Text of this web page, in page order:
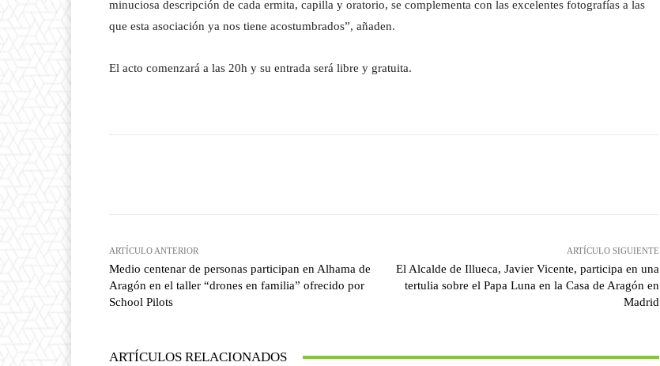
minuciosa descripción de cada ermita, capilla y oratorio, se complementa con las excelentes fotografías a las
que esta asociación ya nos tiene acostumbrados”, añaden.
El acto comenzará a las 20h y su entrada será libre y gratuita.
ARTÍCULO ANTERIOR
Medio centenar de personas participan en Alhama de
Aragón en el taller “drones en familia” ofrecido por
School Pilots
ARTÍCULO SIGUIENTE
El Alcalde de Illueca, Javier Vicente, participa en una
tertulia sobre el Papa Luna en la Casa de Aragón en
Madrid
ARTÍCULOS RELACIONADOS